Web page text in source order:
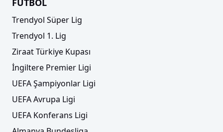
Trendyol Süper Lig
Trendyol 1. Lig
Ziraat Türkiye Kupası
İngiltere Premier Ligi
UEFA Şampiyonlar Ligi
UEFA Avrupa Ligi
UEFA Konferans Ligi